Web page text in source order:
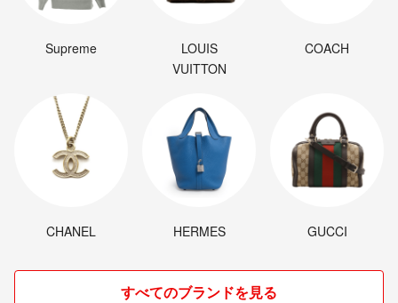
Supreme
LOUIS
VUITTON
COACH
CHANEL HERMES GUCCI
すべてのブランドを見る